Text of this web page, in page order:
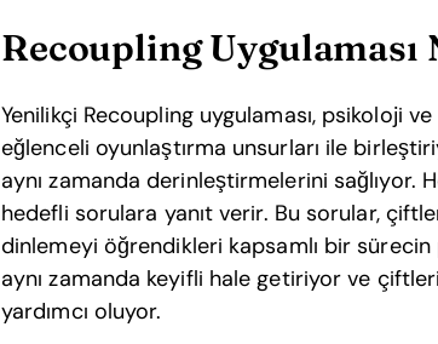
Recoupling Uygulaması
Yenilikçi Recoupling uygulaması, psikoloji
eğlenceli oyunlaştırma unsurları ile
aynı zamanda derinleştirmelerini sağlıyor.
hedefli sorulara yanıt verir. Bu sorular,
dinlemeyi öğrendikleri kapsamlı bir sürecin
aynı zamanda keyifli hale getiriyor ve
yardımcı oluyor.